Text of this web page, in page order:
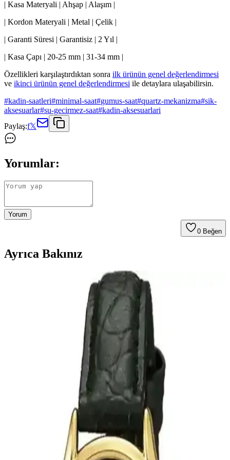
| Kasa Materyali | Ahşap | Alaşım |
| Kordon Materyali | Metal | Çelik |
| Garanti Süresi | Garantisiz | 2 Yıl |
| Kasa Çapı | 20-25 mm | 31-34 mm |
Özellikleri karşılaştırdıktan sonra ilk ürünün genel değerlendirmesi
ve ikinci ürünün genel değerlendirmesi ile detaylara ulaşabilirsin.
#kadin-saatleri#minimal-saat#gumus-saat#quartz-mekanizma#sik-
aksesuarlar#su-gecirmez-saat#kadin-aksesuarlari
Paylaş:f𝕏
Yorumlar:
Yorum
0 Beğen
Ayrıca Bakınız
Guess Guu1358l3m Kadın Kol Saati: Zarif ve
Dayanıklı Tasarım ile Günlük Kullanım
Guess Guu1358l3m kadın kol saati, şık tasarımı, dayanıklı
malzemeleri ve su geçirmez özelliğiyle günlük ve özel günleriniz
Lee Cooper Kadın Çelik Kordon Altın Sarısı Renk
Modern Şık Saat 75-90 karakter
Lee Cooper kadın kol saati, altın sarısı kordonu ve dayanıklı
malzemeleriyle şıklık ve fonksiyonelliği bir arada sunar. Su geçirmez
özelliği ve kaliteli işçiliğiyle günlük kullanım için ideal tercih. 2 yıl
garanti ile güvenilirlik sağlar.
Casio Kadın Kol Saatleri Karşılaştırması: LTP-
1302D ve LTP-V005D Modelleri